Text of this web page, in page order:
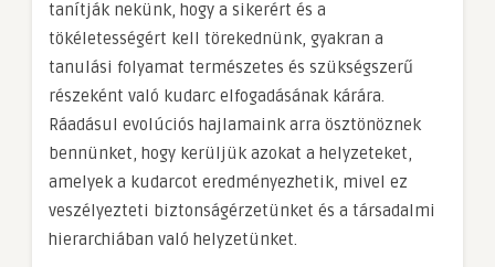
tanítják nekünk, hogy a sikerért és a
tökéletességért kell törekednünk, gyakran a
tanulási folyamat természetes és szükségszerű
részeként való kudarc elfogadásának kárára.
Ráadásul evolúciós hajlamaink arra ösztönöznek
bennünket, hogy kerüljük azokat a helyzeteket,
amelyek a kudarcot eredményezhetik, mivel ez
veszélyezteti biztonságérzetünket és a társadalmi
hierarchiában való helyzetünket.